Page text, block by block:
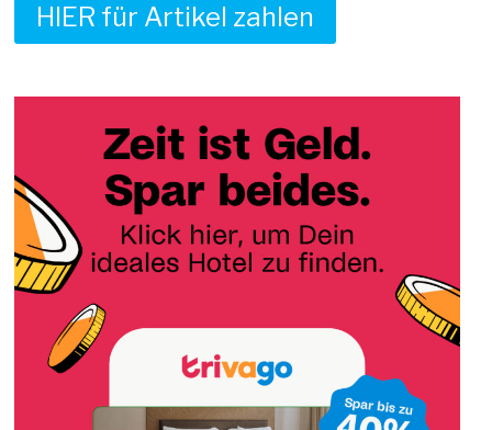
HIER für Artikel zahlen